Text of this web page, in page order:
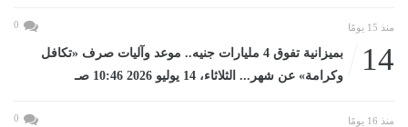
منذ 15 يومًا 0
14
بميزانية تفوق 4 مليارات جنيه.. موعد وآليات صرف «تكافل
وكرامة» عن شهر... الثلاثاء، 14 يوليو 2026 10:46 صـ
منذ 16 يومًا 0